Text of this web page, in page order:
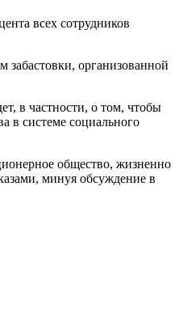
всех сотрудников
организованной
в частности, о том, чтобы
в системе социального
общество, жизненно
минуя обсуждение в